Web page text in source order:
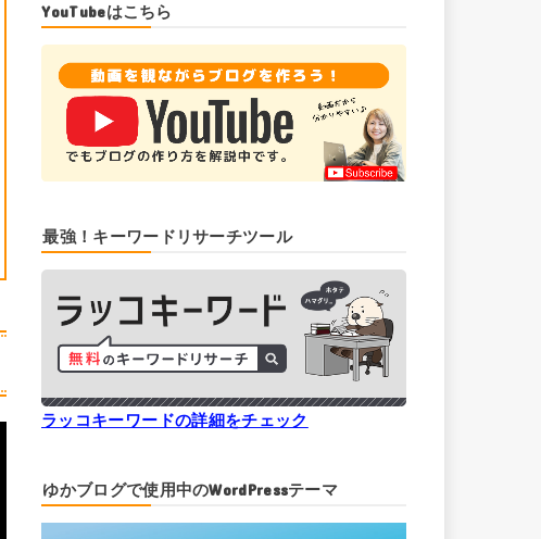
YouTubeはこちら
最強！キーワードリサーチツール
ラッコキーワードの詳細をチェック
ゆかブログで使用中のWordPressテーマ